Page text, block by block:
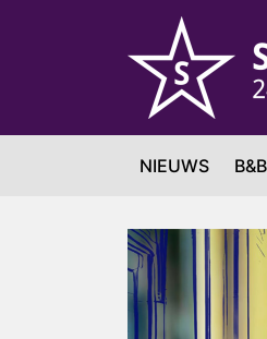
NIEUWS